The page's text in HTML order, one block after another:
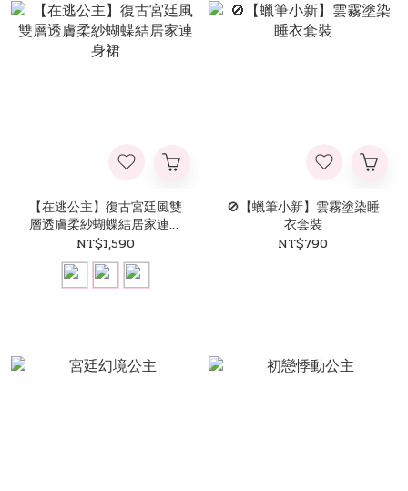
【在逃公主】復古宮廷風雙
層透膚柔紗蝴蝶結居家連身
裙
NT$1,590
🚫【蠟筆小新】雲霧塗染睡
衣套裝
NT$790